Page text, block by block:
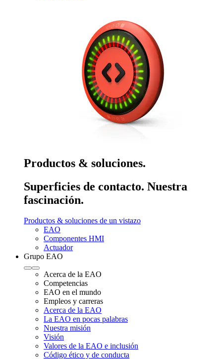
Productos & soluciones.
Superficies de contacto. Nuestra
fascinación.
Productos & soluciones de un vistazo
EAO
Componentes HMI
Actuador
Grupo EAO
Acerca de la EAO
Competencias
EAO en el mundo
Empleos y carreras
Acerca de la EAO
La EAO en pocas palabras
Nuestra misión
Visión
Valores de la EAO e inclusión
Código ético y de conducta